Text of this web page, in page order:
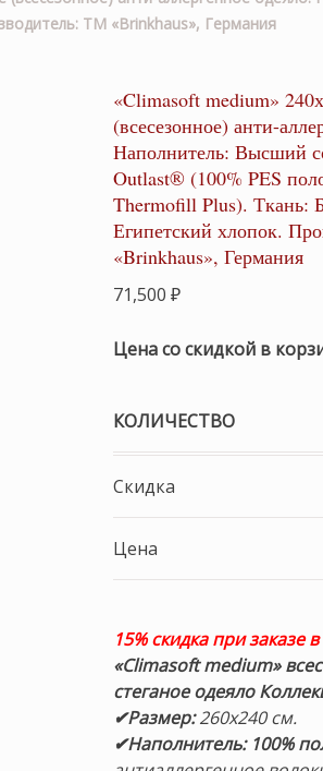
ТМ «Brinkhaus», Германия
«Climasoft medium»
(всесезонное) анти-
Наполнитель: Высший
Outlast® (100% PES
Thermofill Plus). Ткань:
Египетский хлопок.
«Brinkhaus», Германия
71,500 ₽
Цена со скидкой в
КОЛИЧЕСТВО
Скидка
Цена
15% скидка при заказе
«Climasoft medium»
стеганое одеяло
✔Размер:260х240 см.
✔Наполнитель: 100%